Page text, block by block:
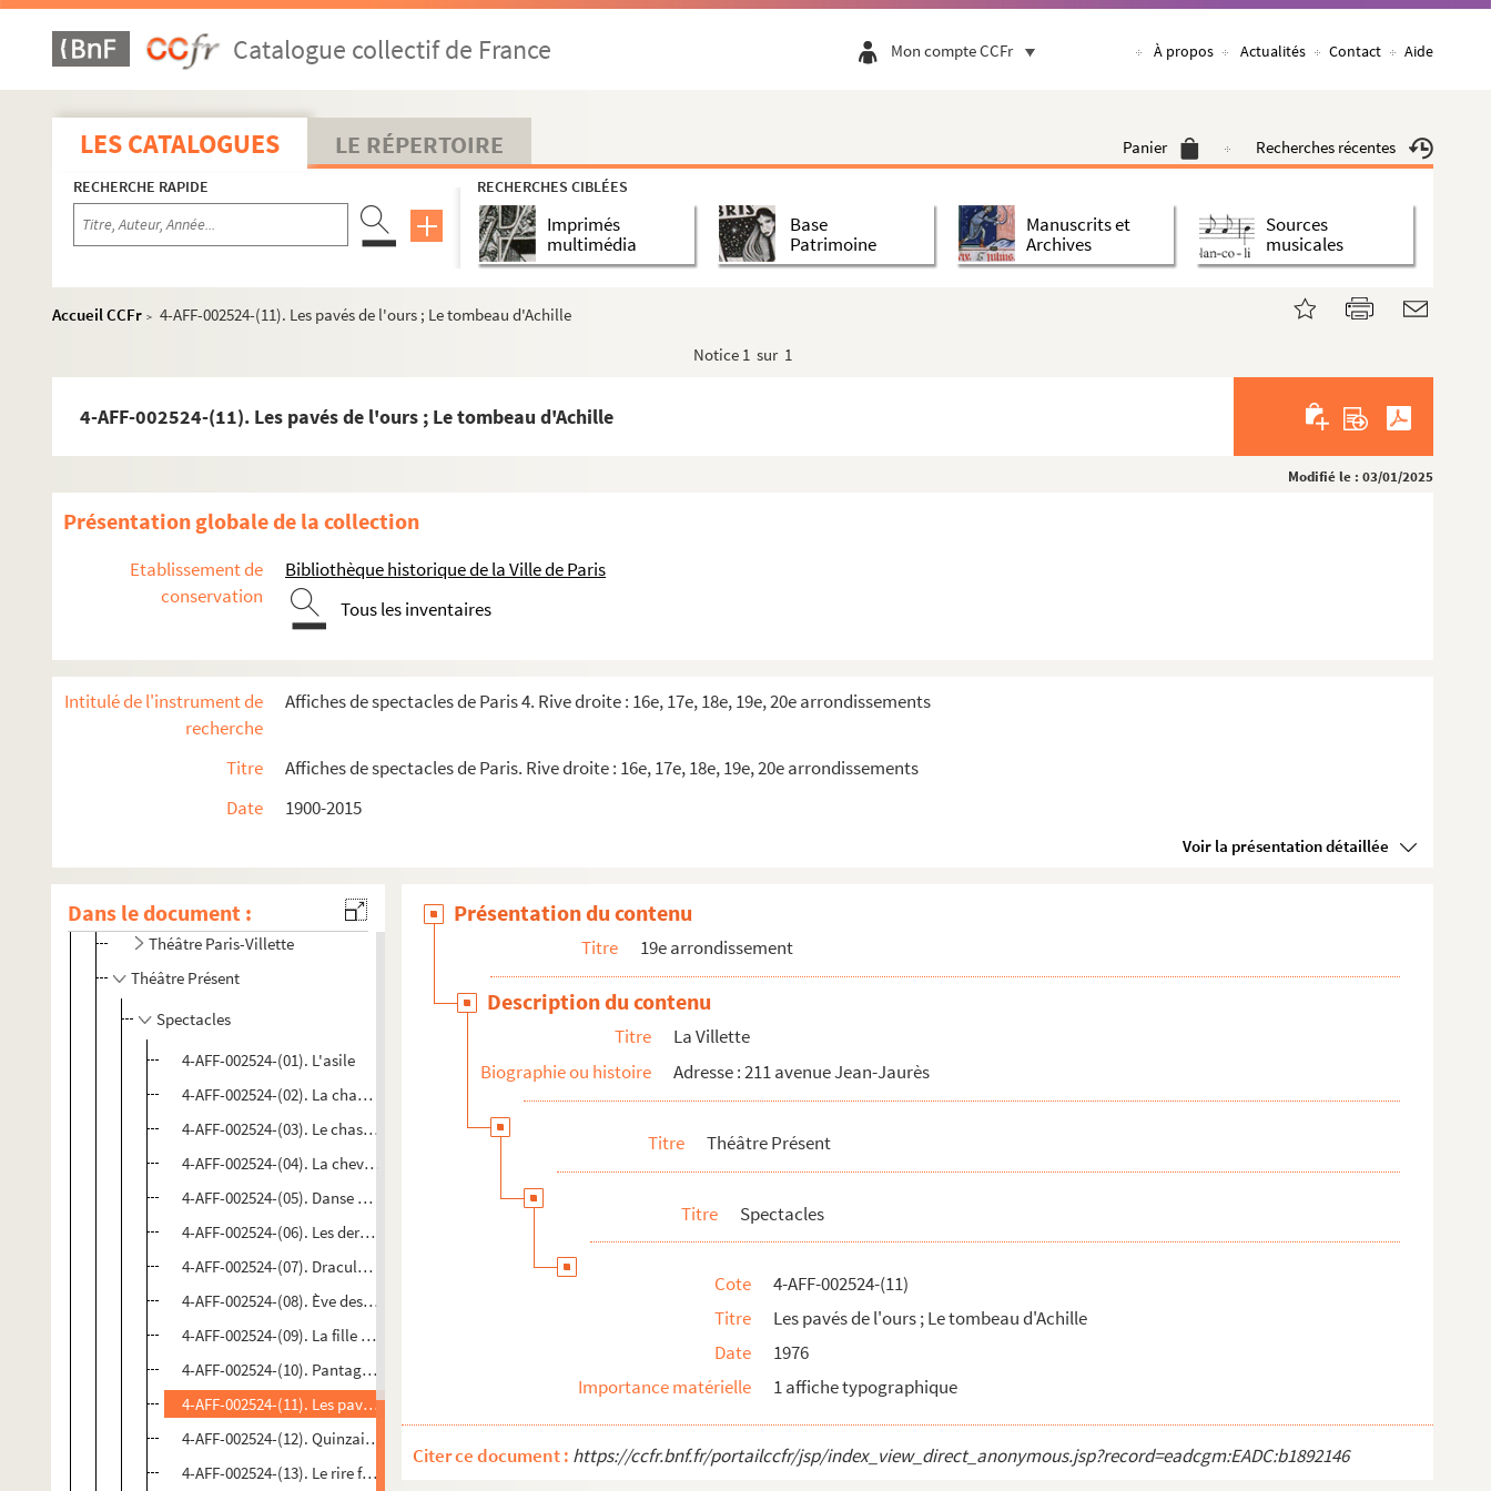
Catalogue collectif de France Mon compte CCFr À propos Actualités Contact Aide
LES CATALOGUES LE RÉPERTOIRE Panier Recherches récentes
RECHERCHE RAPIDE RECHERCHES CIBLÉES
Imprimés
multimédia
Base
Patrimoine
Manuscrits et
Archives
Sources
musicales
Accueil CCFr > 4-AFF-002524-(11). Les pavés de l'ours ; Le tombeau d'Achille
Notice 1 sur 1
4-AFF-002524-(11). Les pavés de l'ours ; Le tombeau d'Achille
Modifié le : 03/01/2025
Présentation globale de la collection
Etablissement de
conservation
Bibliothèque historique de la Ville de Paris
Tous les inventaires
Intitulé de l'instrument de
recherche
Affiches de spectacles de Paris 4. Rive droite : 16e, 17e, 18e, 19e, 20e arrondissements
Titre
Affiches de spectacles de Paris. Rive droite : 16e, 17e, 18e, 19e, 20e arrondissements
Date
1900-2015
Voir la présentation détaillée
Dans le document :
Art Studio Théâtre
Astelle-Théâtre du XIX
Bouffon théâtre
La Cabane. Odéon Théâtre de l'Europe
Le Centquatre
Centre Paris Anim' Place des Fêtes
Cité de la musique-Philharmonie de Paris
École nationale supérieure d'architecture de Paris-La Villette
Espace Flandre
Espace Mathis
Péniche Opéra
Théâtre Clavel
Théâtre Darius Milhaud
Théâtre des Deux Rêves
Théâtre d'en face
Théâtre de l'Orme
Grande Halle de la Villette
Cabaret sauvage et Espace Chapiteaux
Conservatoire national supérieur de musique et de danse de Paris
Hippodrome de Pantin
Le Tarmac de la Villette
Théâtre international de langue française
Théâtre Paris-Villette
Théâtre Présent
Spectacles
4-AFF-002524-(01). L'asile
4-AFF-002524-(02). La chamaille
4-AFF-002524-(03). Le chasseur français
4-AFF-002524-(04). La chevauchée burlesque des saigneurs de la Villette
4-AFF-002524-(05). Danse au présent
4-AFF-002524-(06). Les derniers
4-AFF-002524-(07). Dracula Travel
4-AFF-002524-(08). Ève des Amériques
4-AFF-002524-(09). La fille bien gardée ; Mon isménie
4-AFF-002524-(10). Pantagleize
4-AFF-002524-(11). Les pavés de l'ours ; Le tombeau d'Achille
4-AFF-002524-(12). Quinzaine du théâtre de l'opprimé
4-AFF-002524-(13). Le rire fraternel
Présentation du contenu
Titre 19e arrondissement
Description du contenu
Titre
La Villette
Biographie ou histoire
Adresse : 211 avenue Jean-Jaurès
Titre Théâtre Présent
Titre Spectacles
Cote
4-AFF-002524-(11)
Titre
Les pavés de l'ours ; Le tombeau d'Achille
Date
1976
Importance matérielle
1 affiche typographique
Citer ce document : https://ccfr.bnf.fr/portailccfr/jsp/index_view_direct_anonymous.jsp?record=eadcgm:EADC:b1892146